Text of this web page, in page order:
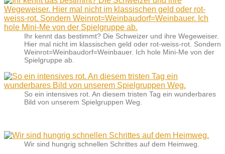
Ihr kennt das bestimmt? Die Schweizer und ihre Wegeweiser.
Hier mal nicht im klassischen geld oder rot-weiss-rot. Sondern
Weinrot=Weinbaudorf=Weinbauer. Ich hole Mini-Me von der
Spielgruppe ab.
So ein intensives rot. An diesem tristen Tag ein wunderbares
Bild von unserem Spielgruppen Weg.
Wir sind hungrig schnellen Schrittes auf dem Heimweg.